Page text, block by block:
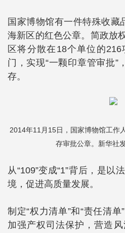
国家博物馆有一件特殊收
海新区的红色公章。简政放
区将分散在18个单位的
门，实现“一颗印章管审批”
存。
2014年11月15日，国家博物馆工作
存审批公章。新华社
从“109”变成“1”背后，是以
境，促进高质量发展。
制定“权力清单”和“责任清单
加强产权司法保护，营造